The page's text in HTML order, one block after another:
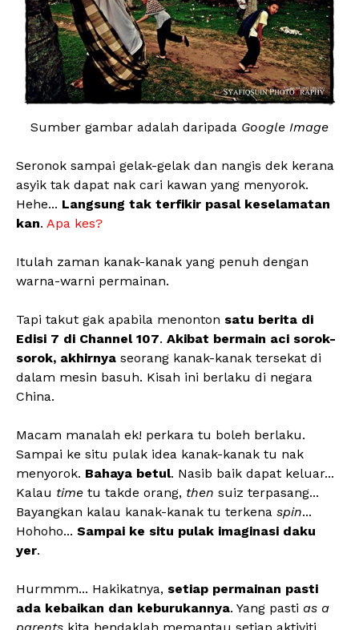
Sumber gambar adalah daripada Google Image
Seronok sampai gelak-gelak dan nangis dek kerana
asyik tak dapat nak cari kawan yang menyorok.
Hehe... Langsung tak terfikir pasal keselamatan
kan. Apa kes?
Itulah zaman kanak-kanak yang penuh dengan
warna-warni permainan.
Tapi takut gak apabila menonton satu berita di
Edisi 7 di Channel 107. Akibat bermain aci sorok-
sorok, akhirnya seorang kanak-kanak tersekat di
dalam mesin basuh. Kisah ini berlaku di negara
China.
Macam manalah ek! perkara tu boleh berlaku.
Sampai ke situ pulak idea kanak-kanak tu nak
menyorok. Bahaya betul. Nasib baik dapat keluar...
Kalau time tu takde orang, then suiz terpasang...
Bayangkan kalau kanak-kanak tu terkena spin...
Hohoho... Sampai ke situ pulak imaginasi daku
yer.
Hurmmm... Hakikatnya, setiap permainan pasti
ada kebaikan dan keburukannya. Yang pasti as a